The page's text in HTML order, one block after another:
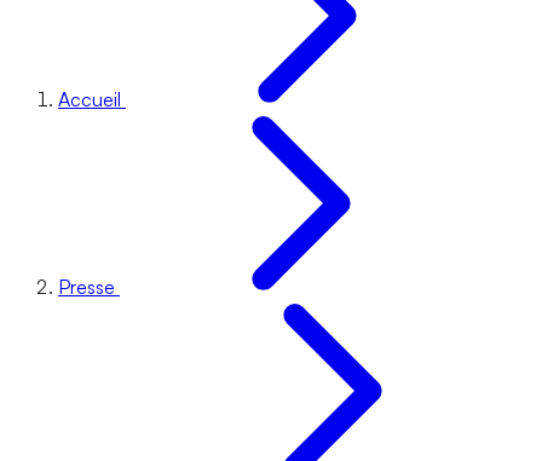
Accueil
Presse